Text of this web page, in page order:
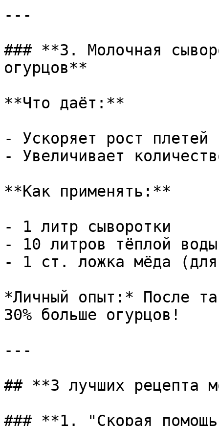
---
### **3. Молочная
огурцов**
**Что даёт:**
- Ускоряет рост плетей
- Увеличивает
**Как применять:**
- 1 литр сыворотки
- 10 литров тёплой воды
- 1 ст. ложка мёда (для
*Личный опыт:* После
30% больше огурцов!
---
## **3 лучших рецепта
### **1. "Скорая